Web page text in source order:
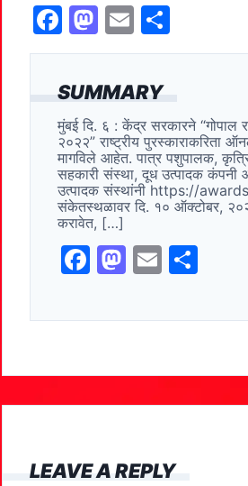
SUMMARY
मुंबई दि. ६ : केंद्र सरकारने “गोपाल
२०२२” राष्ट्रीय पुरस्काराकरिता
मागविले आहेत. पात्र पशुपालक,
सहकारी संस्था, दूध उत्पादक कंपनी
उत्पादक संस्थांनी https://
संकेतस्थळावर दि. १० ऑक्टोबर,
करावेत, […]
F
c
b
o
k
M
st
d
o
E
ai ar
F
a
c
e
b
o
o
k
M
a
st
o
d
o
n
E
m
ai
l
h
LEAVE A REPLY